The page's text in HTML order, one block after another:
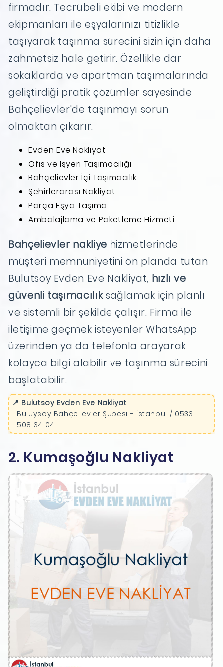
firmadır. Tecrübeli ekibi ve modern
ekipmanları ile eşyalarınızı titizlikle
taşıyarak taşınma sürecini sizin için daha
zahmetsiz hale getirir. Özellikle dar
sokaklarda ve apartman taşımalarında
geliştirdiği pratik çözümler sayesinde
Bahçelievler'de taşınmayı sorun
olmaktan çıkarır.
Evden Eve Nakliyat
Ofis ve İşyeri Taşımacılığı
Bahçelievler İçi Taşımacılık
Şehirlerarası Nakliyat
Parça Eşya Taşıma
Ambalajlama ve Paketleme Hizmeti
Bahçelievler nakliye hizmetlerinde
müşteri memnuniyetini ön planda tutan
Bulutsoy Evden Eve Nakliyat, hızlı ve
güvenli taşımacılıksağlamak için planlı
ve sistemli bir şekilde çalışır. Firma ile
iletişime geçmek isteyenler WhatsApp
üzerinden ya da telefonla arayarak
kolayca bilgi alabilir ve taşınma sürecini
başlatabilir.
📍 Bulutsoy Evden Eve Nakliyat
Buluysoy Bahçelievler Şubesi - İstanbul / 0533
508 34 04
2. Kumaşoğlu Nakliyat